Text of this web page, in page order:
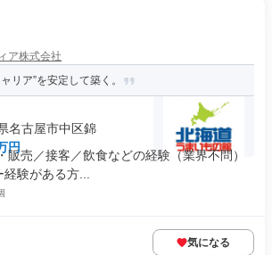
ア株式会社
リア”を安定して築く。
名古屋市中区錦
円
販売／接客／飲食などの経験（業界不問）
験がある方...
気になる